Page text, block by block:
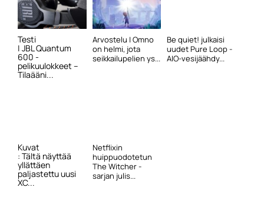
Testi
| JBL Quantum
600 -
pelikuulokkeet –
Tilaääni...
Arvostelu | Omno
on helmi, jota
seikkailupelien ys...
Be quiet! julkaisi
uudet Pure Loop -
AIO-vesijäähdy...
Kuvat
: Tältä näyttää
yllättäen
paljastettu uusi
XC...
Netflixin
huippuodotetun
The Witcher -
sarjan julis...